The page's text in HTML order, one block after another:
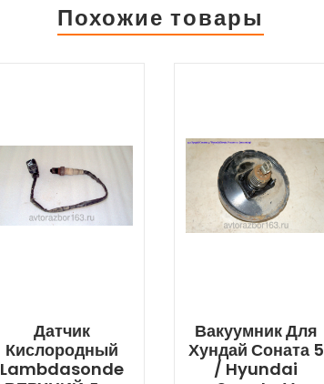
Похожие товары
Датчик
Кислородный
Lambdasonde
Вакуумник Для
Хундай Соната 5
/ Hyundai